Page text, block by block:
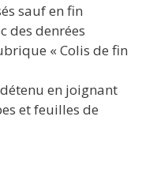
sauf en fin
des denrées
« Colis de fin
en joignant
et feuilles de